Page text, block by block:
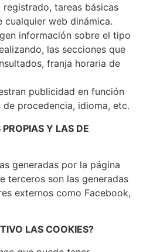
tareas básicas
cualquier web dinámica.
información sobre el tipo
las secciones que
franja horaria de
publicidad en función
procedencia, idioma, etc.
Y LAS DE
generadas por la página
terceros son las generadas
externos como Facebook,
LAS COOKIES?